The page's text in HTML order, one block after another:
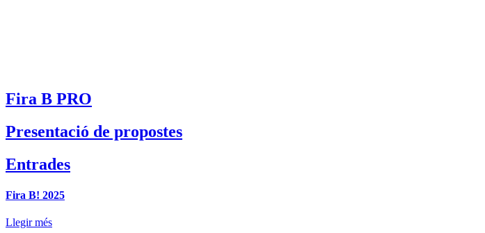
Fira B PRO
Presentació de propostes
Entrades
Fira B! 2025
Llegir més